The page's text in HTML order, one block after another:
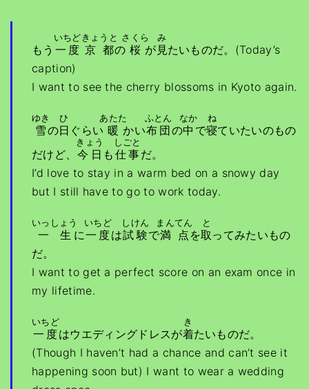
もう 一度
いちど
京都
きょうと
の 桜
さくら
が 見
み
たいものだ。(Today’s
caption)
I want to see the cherry blossoms in Kyoto again.
雪
ゆき
の日
ひ
ぐらい 暖
あたた
かい布団
ふとん
の中
なか
で寝
ね
ていたいのもの
だけど、 今日
きょう
も 仕事
しごと
だ。
I’d love to stay in a warm bed on a snowy day
but I still have to go to work today.
一生
いっしょう
に一度
いちど
は試験
しけん
で満点
まんてん
を取
と
ってみたいもの
だ。
I want to get a perfect score on an exam once in
my lifetime.
一度
いちど
はウエディングドレスが着
き
たいものだ。
(Though I haven’t had a chance and can’t see it
happening soon but) I want to wear a wedding